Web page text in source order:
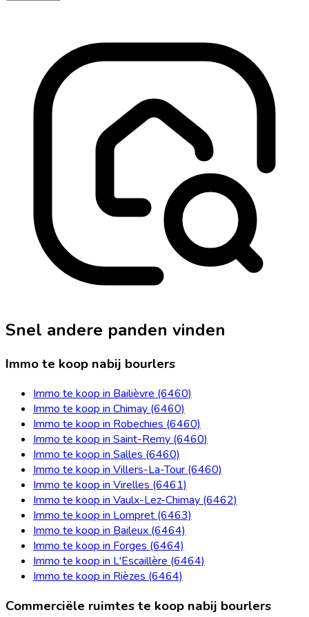
Snel andere panden vinden
Immo te koop nabij bourlers
Immo te koop in Bailièvre (6460)
Immo te koop in Chimay (6460)
Immo te koop in Robechies (6460)
Immo te koop in Saint-Remy (6460)
Immo te koop in Salles (6460)
Immo te koop in Villers-La-Tour (6460)
Immo te koop in Virelles (6461)
Immo te koop in Vaulx-Lez-Chimay (6462)
Immo te koop in Lompret (6463)
Immo te koop in Baileux (6464)
Immo te koop in Forges (6464)
Immo te koop in L'Escaillère (6464)
Immo te koop in Rièzes (6464)
Commerciële ruimtes te koop nabij bourlers